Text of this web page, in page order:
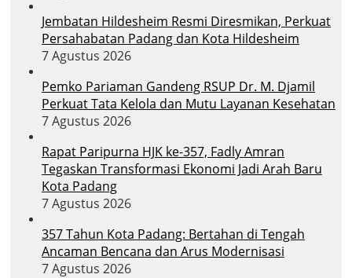
Jembatan Hildesheim Resmi Diresmikan, Perkuat
Persahabatan Padang dan Kota Hildesheim
7 Agustus 2026
Pemko Pariaman Gandeng RSUP Dr. M. Djamil
Perkuat Tata Kelola dan Mutu Layanan Kesehatan
7 Agustus 2026
Rapat Paripurna HJK ke-357, Fadly Amran
Tegaskan Transformasi Ekonomi Jadi Arah Baru
Kota Padang
7 Agustus 2026
357 Tahun Kota Padang: Bertahan di Tengah
Ancaman Bencana dan Arus Modernisasi
7 Agustus 2026